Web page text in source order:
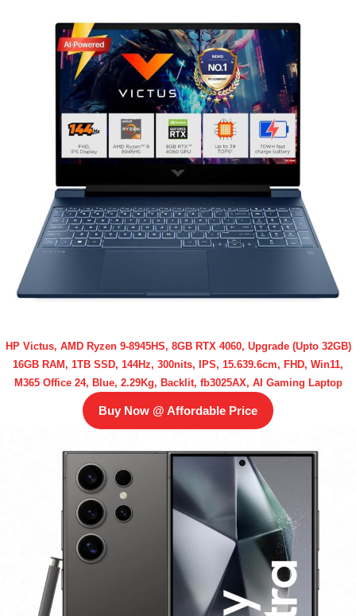
HP Victus, AMD Ryzen 9-8945HS, 8GB RTX 4060, Upgrade (Upto 32GB)
16GB RAM, 1TB SSD, 144Hz, 300nits, IPS, 15.639.6cm, FHD, Win11,
M365 Office 24, Blue, 2.29Kg, Backlit, fb3025AX, AI Gaming Laptop
Buy Now @ Affordable Price